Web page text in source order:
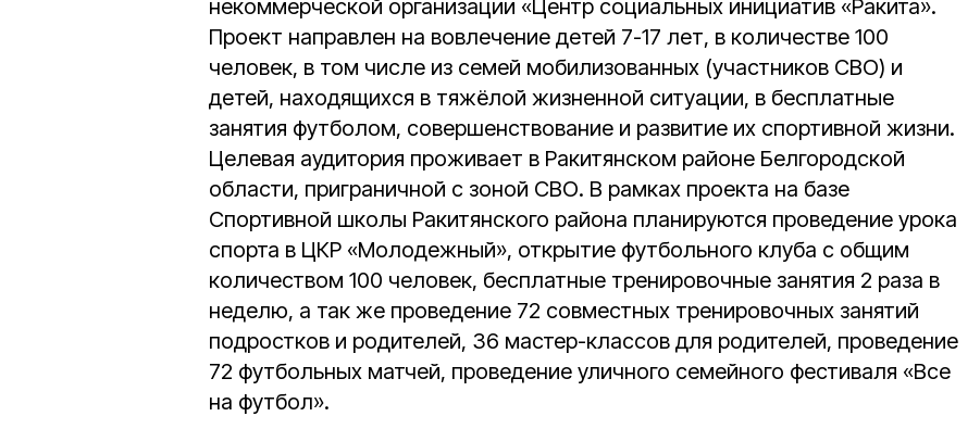
некоммерческой организации «Центр социальных инициатив «Ракита».
Проект направлен на вовлечение детей 7-17 лет, в количестве 100
человек, в том числе из семей мобилизованных (участников СВО) и
детей, находящихся в тяжёлой жизненной ситуации, в бесплатные
занятия футболом, совершенствование и развитие их спортивной жизни.
Целевая аудитория проживает в Ракитянском районе Белгородской
области, приграничной с зоной СВО. В рамках проекта на базе
Спортивной школы Ракитянского района планируются проведение урока
спорта в ЦКР «Молодежный», открытие футбольного клуба с общим
количеством 100 человек, бесплатные тренировочные занятия 2 раза в
неделю, а так же проведение 72 совместных тренировочных занятий
подростков и родителей, 36 мастер-классов для родителей, проведение
72 футбольных матчей, проведение уличного семейного фестиваля «Все
на футбол».